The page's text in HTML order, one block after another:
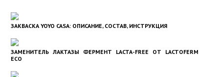
ЗАКВАСКА YOYO CASA: ОПИСАНИЕ, СОСТАВ, ИНСТРУКЦИЯ
ЗАМЕНИТЕЛЬ ЛАКТАЗЫ ФЕРМЕНТ LACTA-FREE ОТ LACTOFERM
ECO